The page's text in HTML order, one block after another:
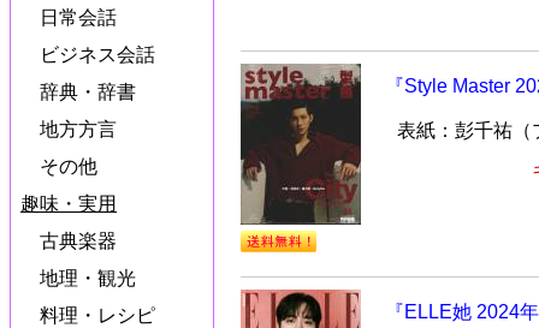
日常会話
ビジネス会話
辞典・辞書
地方方言
その他
趣味・実用
古典楽器
地理・観光
料理・レシピ
『Style Master
表紙：彭千祐（
『ELLE她 2024